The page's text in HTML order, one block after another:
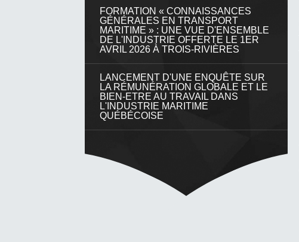
FORMATION « CONNAISSANCES
GÉNÉRALES EN TRANSPORT
MARITIME » : UNE VUE D'ENSEMBLE
DE L'INDUSTRIE OFFERTE LE 1ER
AVRIL 2026 À TROIS-RIVIÈRES
LANCEMENT D'UNE ENQUÊTE SUR
LA RÉMUNÉRATION GLOBALE ET LE
BIEN-ETRE AU TRAVAIL DANS
L'INDUSTRIE MARITIME
QUÉBÉCOISE